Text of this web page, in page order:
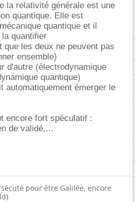
la relativité générale est une
quantique. Elle est
quantique et il
quantifier
que les deux ne peuvent pas
ensemble)
d'autre (électrodynamique
quantique)
automatiquement émerger le
encore fort spéculatif :
de validé,...
pour être Galilée, encore